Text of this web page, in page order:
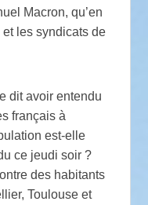
Macron, qu’en
les syndicats de
dit avoir entendu
français à
est-elle
ce jeudi soir ?
des habitants
Toulouse et